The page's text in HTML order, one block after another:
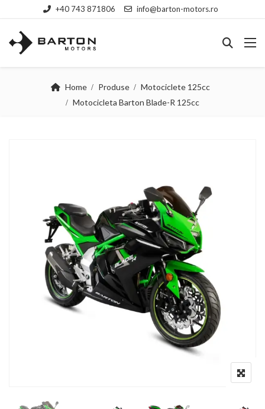
+40 743 871806 info@barton-motors.ro
Home Produse
Motociclete 125cc
Motocicleta Barton Blade-R 125cc